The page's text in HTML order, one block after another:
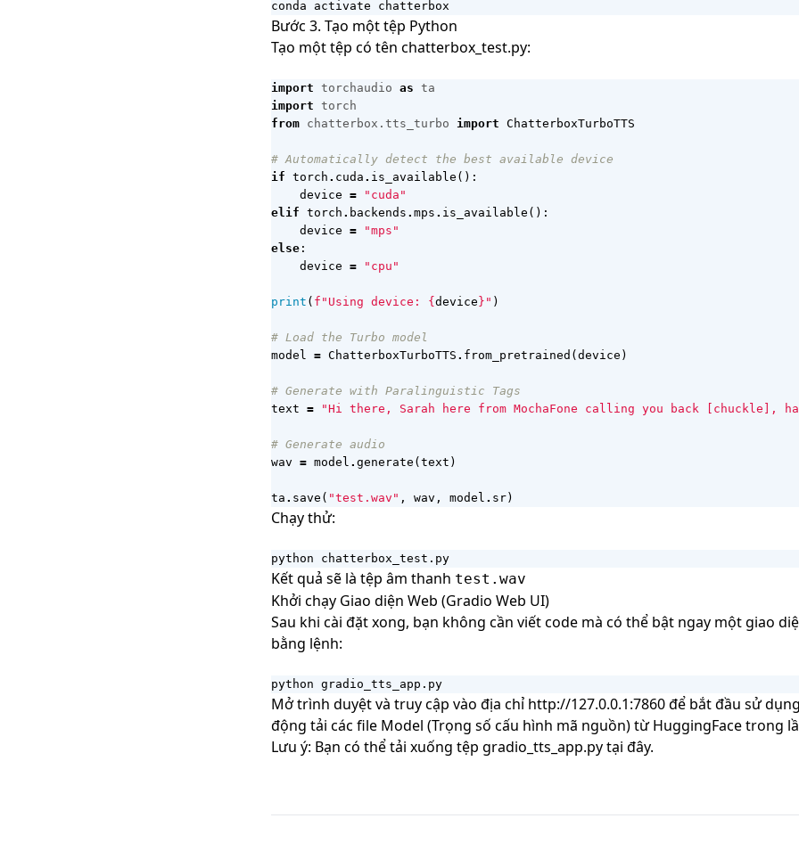
conda activate chatterbox
Bước 3. Tạo một tệp Python
Tạo một tệp có tên chatterbox_test.py:
import torchaudio as ta
import torch
from chatterbox.tts_turbo import ChatterboxTurboTTS
# Automatically detect the best available device
if torch . cuda . is_available ():
device =
"cuda"
elif torch . backends . mps . is_available ():
device =
"mps"
else :
device = "cpu"
print ( f "Using device: { device } " )
# Load the Turbo model
model
= ChatterboxTurboTTS . from_pretrained ( device )
# Generate with Paralinguistic Tags
text = "Hi there, Sarah here from MochaFone calling you back
# Generate audio
wav = model . generate ( text )
ta . save ( "test.wav" , wav , model . sr)
Chạy thử:
python chatterbox_test.py
Kết quả sẽ là tệp âm thanh test.wav
Khởi chạy Giao diện Web (Gradio Web UI)
Sau khi cài đặt xong, bạn không cần viết code mà có thể bật ngay một giao
bằng lệnh:
python gradio_tts_app.py
Mở trình duyệt và truy cập vào địa chỉ http://127.0.0.1:7860để bắt đầu sử
động tải các file Model (Trọng số cấu hình mã nguồn) từ HuggingFace trong
Lưu ý: Bạn có thể tải xuống tệp gradio_tts_app.pytại đây.